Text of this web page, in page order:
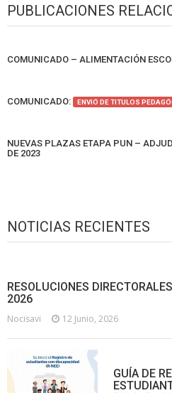
PUBLICACIONES
COMUNICADO – ALIMENTACIÓN
COMUNICADO: ENVIÓ DE TITULOS
NUEVAS PLAZAS ETAPA PUN –
DE 2023
NOTICIAS RECIENTES
RESOLUCIONES DIRECTORALES
2026
Nocisavi 12 Junio, 2026
GUÍA DE